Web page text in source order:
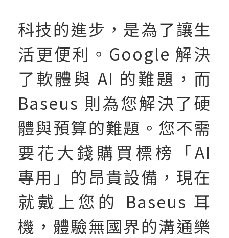
科技的進步，是為了讓生
活更便利。Google 解決
了軟體與 AI 的難題，而
Baseus 則為您解決了硬
體與預算的難題。您不需
要花大錢購買標榜「AI
專用」的昂貴設備，現在
就戴上您的 Baseus 耳
機，體驗無國界的溝通樂